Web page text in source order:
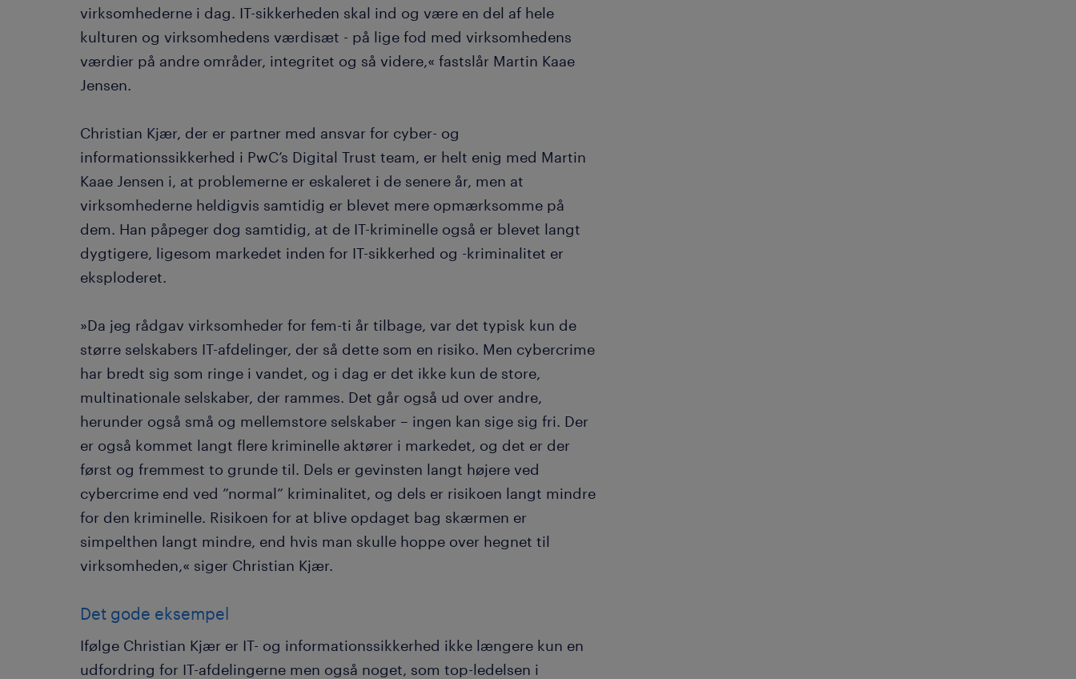
virksomhederne i dag. IT-sikkerheden skal ind og være en del af hele
kulturen og virksomhedens værdisæt - på lige fod med virksomhedens
værdier på andre områder, integritet og så videre,« fastslår Martin Kaae
Jensen.
Christian Kjær, der er partner med ansvar for cyber- og
informationssikkerhed i PwC’s Digital Trust team, er helt enig med Martin
Kaae Jensen i, at problemerne er eskaleret i de senere år, men at
virksomhederne heldigvis samtidig er blevet mere opmærksomme på
dem. Han påpeger dog samtidig, at de IT-kriminelle også er blevet langt
dygtigere, ligesom markedet inden for IT-sikkerhed og -kriminalitet er
eksploderet.
»Da jeg rådgav virksomheder for fem-ti år tilbage, var det typisk kun de
større selskabers IT-afdelinger, der så dette som en risiko. Men cybercrime
har bredt sig som ringe i vandet, og i dag er det ikke kun de store,
multinationale selskaber, der rammes. Det går også ud over andre,
herunder også små og mellemstore selskaber – ingen kan sige sig fri. Der
er også kommet langt flere kriminelle aktører i markedet, og det er der
først og fremmest to grunde til. Dels er gevinsten langt højere ved
cybercrime end ved ”normal” kriminalitet, og dels er risikoen langt mindre
for den kriminelle. Risikoen for at blive opdaget bag skærmen er
simpelthen langt mindre, end hvis man skulle hoppe over hegnet til
virksomheden,« siger Christian Kjær.
Det gode eksempel
Ifølge Christian Kjær er IT- og informationssikkerhed ikke længere kun en
udfordring for IT-afdelingerne men også noget, som top-ledelsen i